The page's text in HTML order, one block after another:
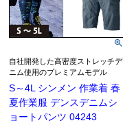
自社開発した高密度ストレッチデ
ニム使用のプレミアムモデル
S～4L シンメン 作業着 春
夏作業服 デンスデニムシ
ョートパンツ 04243